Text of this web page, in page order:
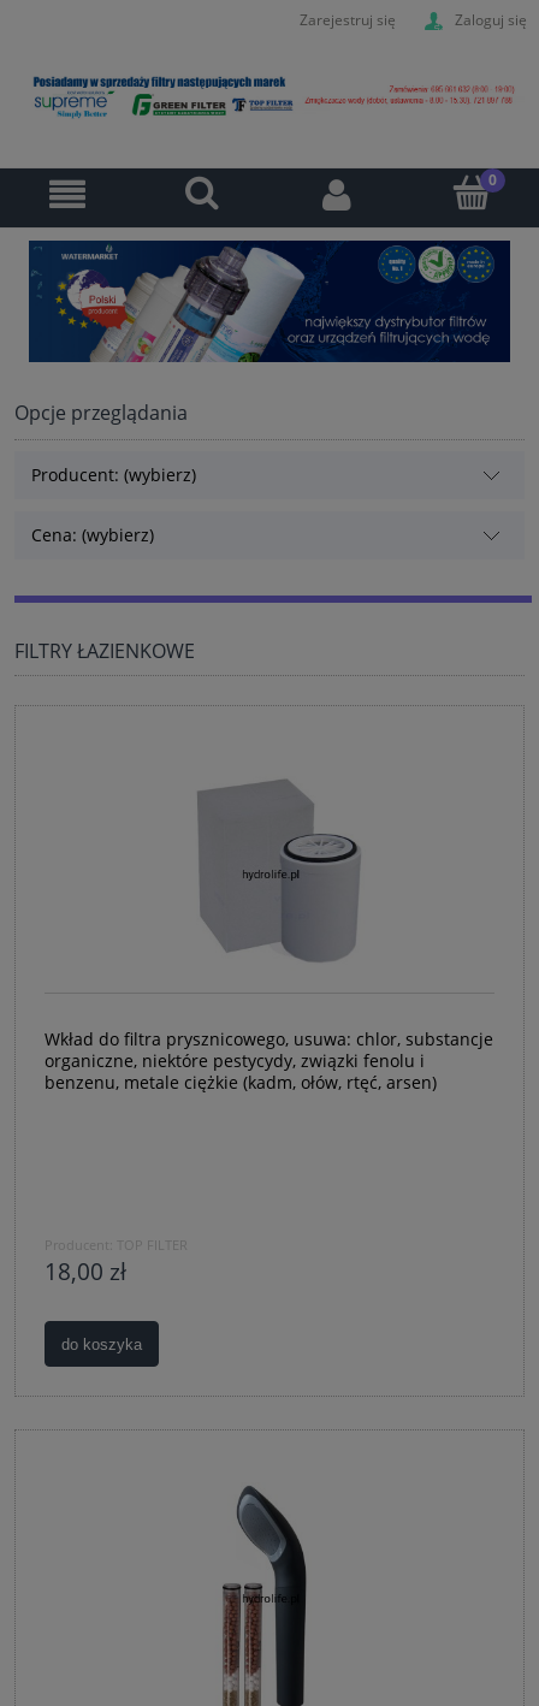
Zarejestruj się Zaloguj się
Opcje przeglądania
Producent: (wybierz)
Cena: (wybierz)
FILTRY ŁAZIENKOWE
Wkład do filtra prysznicowego, usuwa: chlor, substancje
organiczne, niektóre pestycydy, związki fenolu i
benzenu, metale ciężkie (kadm, ołów, rtęć, arsen)
Producent: TOP FILTER
18,00 zł
do koszyka